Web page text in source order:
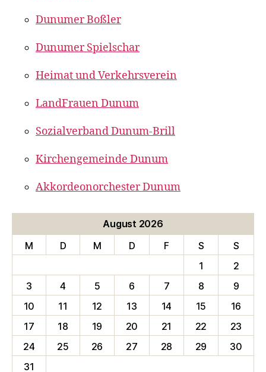
Dunumer Boßler
Dunumer Spielschar
Heimat und Verkehrsverein
LandFrauen Dunum
Sozialverband Dunum-Brill
Kirchengemeinde Dunum
Akkordeonorchester Dunum
August 2026
M
D M D F S
S
1
2
3
4 5 6 7 8
9
10
11 12 13 14 15
16
17
18 19 20 21 22
23
24
25 26 27 28 29
30
31